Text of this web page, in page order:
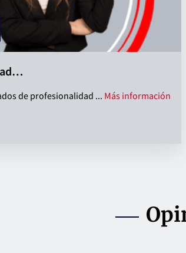
de profesionalidad ... Más información